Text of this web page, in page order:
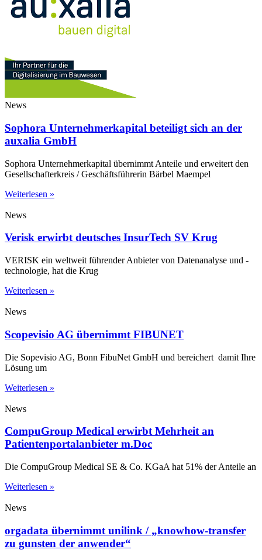
News
Sophora Unternehmerkapital beteiligt sich an der
auxalia GmbH
Sophora Unternehmerkapital übernimmt Anteile und erweitert den
Gesellschafterkreis / Geschäftsführerin Bärbel Maempel
Weiterlesen »
News
Verisk erwirbt deutsches InsurTech SV Krug
VERISK ein weltweit führender Anbieter von Datenanalyse und -
technologie, hat die Krug
Weiterlesen »
News
Scopevisio AG übernimmt FIBUNET
Die Sopevisio AG, Bonn FibuNet GmbH und bereichert damit Ihre
Lösung um
Weiterlesen »
News
CompuGroup Medical erwirbt Mehrheit an
Patientenportalanbieter m.Doc
Die CompuGroup Medical SE & Co. KGaA hat 51% der Anteile an
Weiterlesen »
News
orgadata übernimmt unilink / „knowhow-transfer
zu gunsten der anwender“